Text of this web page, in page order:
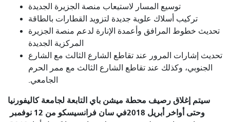
توسيع المسار لاستيعاب منصة الجزيرة الجديدة
تركيب أسلاك علوية جديدة لتزويد القطارات بالطاقة
تحديث خطوط المرافق وأعمدة الإنارة لدعم منصة الجزيرة
المركزية الجديدة
تحديث إشارات المرور عند تقاطع الشارع الثالث مع الشارع
الجنوبي، وكذلك عند تقاطع الشارع الثالث مع ممر الحرم
الجامعي.
سيتم إغلاق رصيف محطة ميشن باي التابعة لجامعة كاليفورنيا
في سان فرانسيسكو من 12 نوفمبر2018 وحتى أواخر أبريل